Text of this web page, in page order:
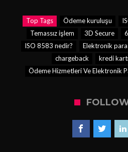
Top Tags Ödeme kuruluşu
Temassız işlem
3D Secure
ISO 8583 nedir?
Elektronik
chargeback
kredi kartı
Ödeme Hizmetleri Ve Elektronik